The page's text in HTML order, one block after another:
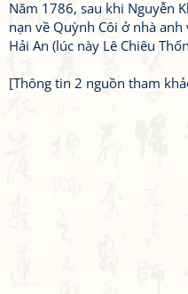
Năm 1786, sau khi Nguyễn
nạn về Quỳnh Côi ở nhà
Hải An (lúc này Lê Chiêu
[Thông tin 2 nguồn tham